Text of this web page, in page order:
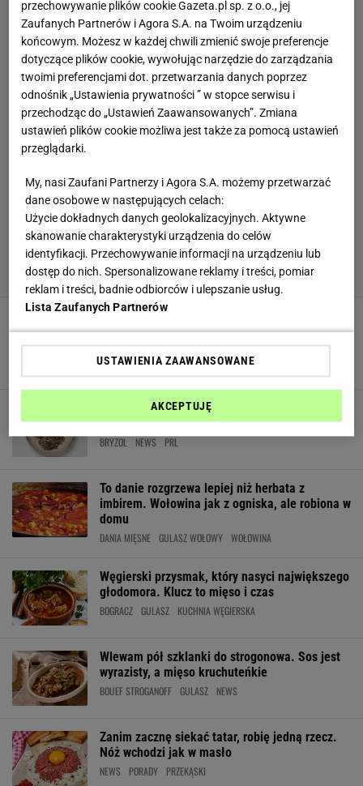
Nie siekaj mięsa na tatar od razu. Ten jeden
krok robi ogromną różnicę
MIĘSO NEWS PRL
Starsi świetnie pamiętają, młodszym warto
przedstawić. PRL-owski burger na talerzu
BRYZOL NEWS PRL
To danie rozgrzewa lepiej niż herbata z
imbirem. Wołowina jak z ogniska, ale robiona w
domu
DANIA MIĘSNE GULASZ WOŁOWY WOŁOWINA
Węgierski przysmak, który nasyci największego
głodomora. Klucz to mięso i czas
BOGRACZ GULASZ KUCHNIA WĘGIERSKA
Wlewam pół szklanki do strogonowa. Sos jest
wyrazisty, a mięso kruchuteńkie
BOUEF STROGANOFF GULASZ NEWS
Zanim zacznę siekać tatar, robię jedną rzecz.
Nóż wchodzi jak w masło
NEWS PORADY PRZEKĄSKI
przechowywanie plików cookie Gazeta.pl sp. z o.o., jej
Zaufanych Partnerów i Agora S.A. na Twoim urządzeniu
końcowym. Możesz w każdej chwili zmienić swoje preferencje
dotyczące plików cookie, wywołując narzędzie do zarządzania
twoimi preferencjami dot. przetwarzania danych poprzez
odnośnik „Ustawienia prywatności ” w stopce serwisu i
przechodząc do „Ustawień Zaawansowanych”. Zmiana
ustawień plików cookie możliwa jest także za pomocą ustawień
przeglądarki.
My, nasi Zaufani Partnerzy i Agora S.A. możemy przetwarzać
dane osobowe w następujących celach:
Użycie dokładnych danych geolokalizacyjnych. Aktywne
skanowanie charakterystyki urządzenia do celów
identyfikacji. Przechowywanie informacji na urządzeniu lub
dostęp do nich. Spersonalizowane reklamy i treści, pomiar
reklam i treści, badnie odbiorców i ulepszanie usług.
Lista Zaufanych Partnerów
USTAWIENIA ZAAWANSOWANE
AKCEPTUJĘ